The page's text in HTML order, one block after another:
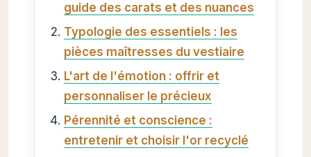
guide des carats et des nuances
Typologie des essentiels : les
pièces maîtresses du vestiaire
L'art de l'émotion : offrir et
personnaliser le précieux
Pérennité et conscience :
entretenir et choisir l'or recyclé